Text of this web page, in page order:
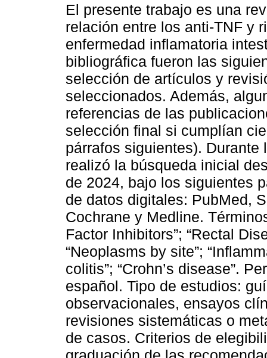
El presente trabajo es una
relación entre los anti-TNF y
enfermedad inflamatoria
bibliográfica fueron las
selección de artículos y
seleccionados. Además,
referencias de las
selección final si cumplían
párrafos siguientes).
realizó la búsqueda inicial
de 2024, bajo los siguientes
de datos digitales: PubMed,
Cochrane y Medline.
Factor Inhibitors”; “Rectal
“Neoplasms by site”;
colitis”; “Crohn’s disease”. Per
español. Tipo de estudios:
observacionales, ensayos
revisiones sistemáticas o
de casos. Criterios de